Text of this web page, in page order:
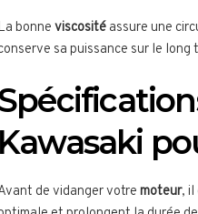
bonne viscosité assure une
sa puissance sur le long
Kawasaki
de vidanger votre moteur, il